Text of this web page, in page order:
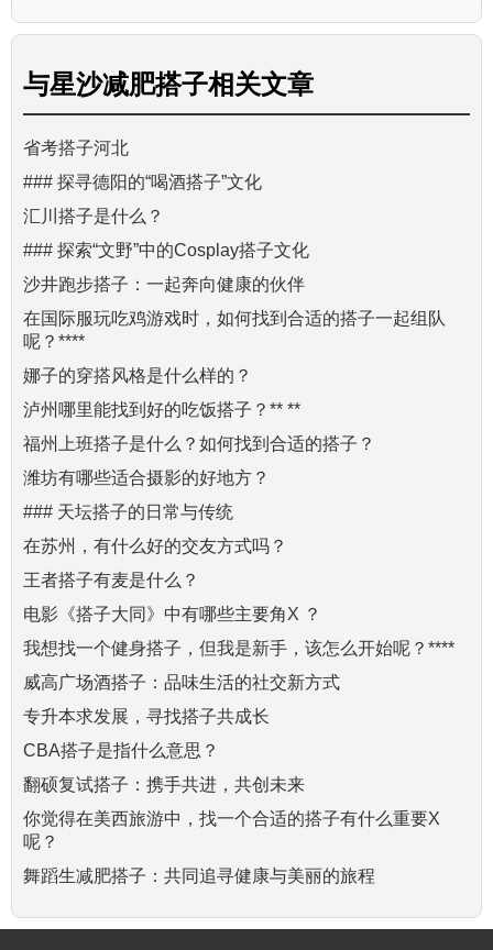
与星沙减肥搭子相关文章
省考搭子河北
### 探寻德阳的“喝酒搭子”文化
汇川搭子是什么？
### 探索“文野”中的Cosplay搭子文化
沙井跑步搭子：一起奔向健康的伙伴
在国际服玩吃鸡游戏时，如何找到合适的搭子一起组队
呢？****
娜子的穿搭风格是什么样的？
泸州哪里能找到好的吃饭搭子？** **
福州上班搭子是什么？如何找到合适的搭子？
潍坊有哪些适合摄影的好地方？
### 天坛搭子的日常与传统
在苏州，有什么好的交友方式吗？
王者搭子有麦是什么？
电影《搭子大同》中有哪些主要角X ？
我想找一个健身搭子，但我是新手，该怎么开始呢？****
威高广场酒搭子：品味生活的社交新方式
专升本求发展，寻找搭子共成长
CBA搭子是指什么意思？
翻硕复试搭子：携手共进，共创未来
你觉得在美西旅游中，找一个合适的搭子有什么重要X
呢？
舞蹈生减肥搭子：共同追寻健康与美丽的旅程